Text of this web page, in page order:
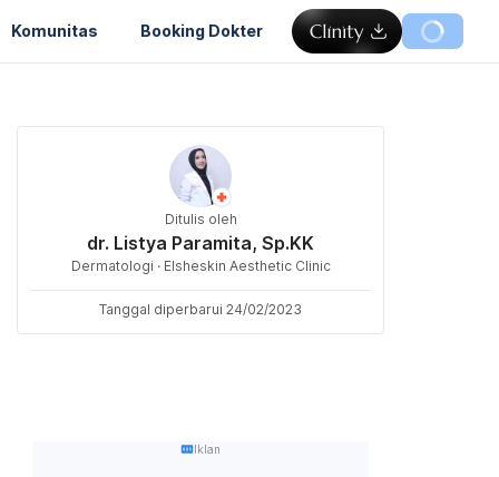
Komunitas Booking Dokter
Ditulis oleh
dr. Listya Paramita, Sp.KK
Dermatologi · Elsheskin Aesthetic Clinic
Tanggal diperbarui 24/02/2023
Iklan